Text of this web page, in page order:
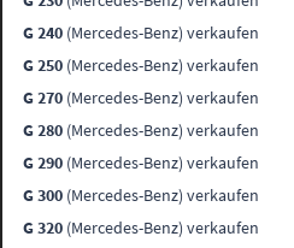
G 240 (Mercedes-Benz) verkaufen
G 250 (Mercedes-Benz) verkaufen
G 270 (Mercedes-Benz) verkaufen
G 280 (Mercedes-Benz) verkaufen
G 290 (Mercedes-Benz) verkaufen
G 300 (Mercedes-Benz) verkaufen
G 320 (Mercedes-Benz) verkaufen